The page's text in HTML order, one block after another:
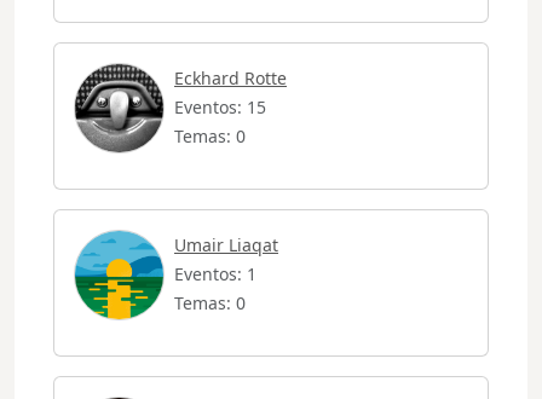
Eckhard Rotte
Eventos: 15
Temas: 0
Umair Liaqat
Eventos: 1
Temas: 0